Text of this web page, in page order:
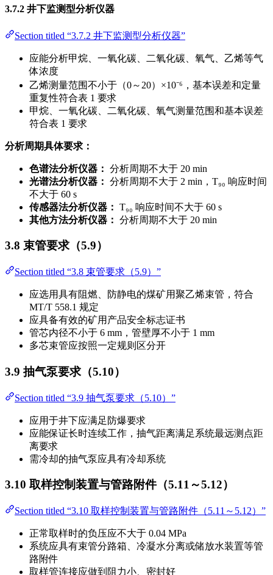
3.7.2 井下监测型分析仪器
Section titled “3.7.2 井下监测型分析仪器”
应能分析甲烷、一氧化碳、二氧化碳、氧气、乙烯等气
体浓度
乙烯测量范围不小于（0～20）×10⁻⁶，基本误差和定量
重复性符合表 1 要求
甲烷、一氧化碳、二氧化碳、氧气测量范围和基本误差
符合表 1 要求
分析周期具体要求：
色谱法分析仪器： 分析周期不大于 20 min
光谱法分析仪器： 分析周期不大于 2 min，T₉₀ 响应时间
不大于 60 s
传感器法分析仪器： T₉₀ 响应时间不大于 60 s
其他方法分析仪器： 分析周期不大于 20 min
3.8 束管要求（5.9）
Section titled “3.8 束管要求（5.9）”
应选用具有阻燃、防静电的煤矿用聚乙烯束管，符合
MT/T 558.1 规定
应具备有效的矿用产品安全标志证书
管芯内径不小于 6 mm，管壁厚不小于 1 mm
多芯束管应按照一定规则区分开
3.9 抽气泵要求（5.10）
Section titled “3.9 抽气泵要求（5.10）”
应用于井下应满足防爆要求
应能保证长时连续工作，抽气距离满足系统最远测点距
离要求
需冷却的抽气泵应具有冷却系统
3.10 取样控制装置与管路附件（5.11～5.12）
Section titled “3.10 取样控制装置与管路附件（5.11～5.12）”
正常取样时的负压应不大于 0.04 MPa
系统应具有束管分路箱、冷凝水分离或储放水装置等管
路附件
取样管连接应做到阻力小、密封好